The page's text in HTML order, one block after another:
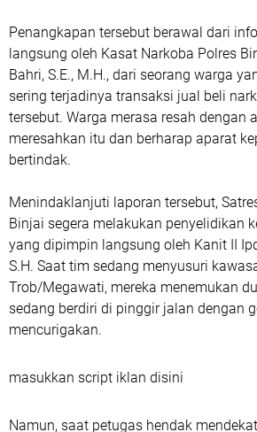
Penangkapan tersebut berawal dari
langsung oleh Kasat Narkoba Polres
Bahri, S.E., M.H., dari seorang warga
sering terjadinya transaksi jual beli
tersebut. Warga merasa resah dengan
meresahkan itu dan berharap aparat
bertindak.
Menindaklanjuti laporan tersebut,
Binjai segera melakukan penyelidikan
yang dipimpin langsung oleh Kanit II
S.H. Saat tim sedang menyusuri
Trob/Megawati, mereka menemukan
sedang berdiri di pinggir jalan dengan
mencurigakan.
masukkan script iklan disini
Namun, saat petugas hendak